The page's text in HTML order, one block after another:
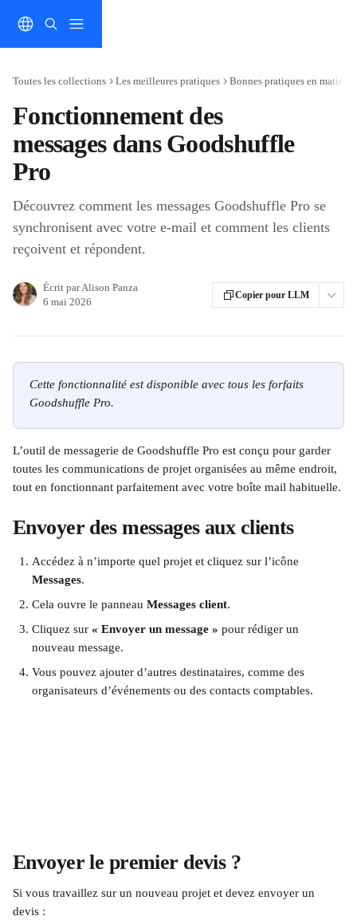
Toutes les collections Les meilleures pratiques Bonnes pratiques en
Fonctionnement des
messages dans Goodshuffle
Pro
Découvrez comment les messages Goodshuffle Pro se
synchronisent avec votre e-mail et comment les clients
reçoivent et répondent.
Écrit parAlison Panza
6 mai 2026
Copier pour LLM
Cette fonctionnalité est disponible avec tous les forfaits
Goodshuffle Pro.
L’outil de messagerie de Goodshuffle Pro est conçu pour garder
toutes les communications de projet organisées au même endroit,
tout en fonctionnant parfaitement avec votre boîte mail habituelle.
Envoyer des messages aux clients
Accédez à n’importe quel projet et cliquez sur l’icône
Messages.
Cela ouvre le panneau Messages client.
Cliquez sur « Envoyer un message » pour rédiger un
nouveau message.
Vous pouvez ajouter d’autres destinataires, comme des
organisateurs d’événements ou des contacts comptables.
Envoyer le premier devis ?
Si vous travaillez sur un nouveau projet et devez envoyer un
devis :